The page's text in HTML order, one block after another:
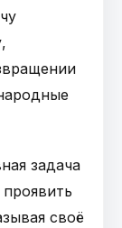
задача
своё